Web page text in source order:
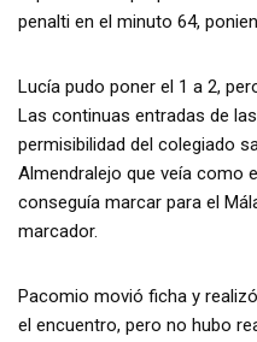
penalti en el minuto 64,
Lucía pudo poner el 1 a 2,
Las continuas entradas de
permisibilidad del colegiado
Almendralejo que veía como
conseguía marcar para el
marcador.
Pacomio movió ficha y
el encuentro, pero no hubo